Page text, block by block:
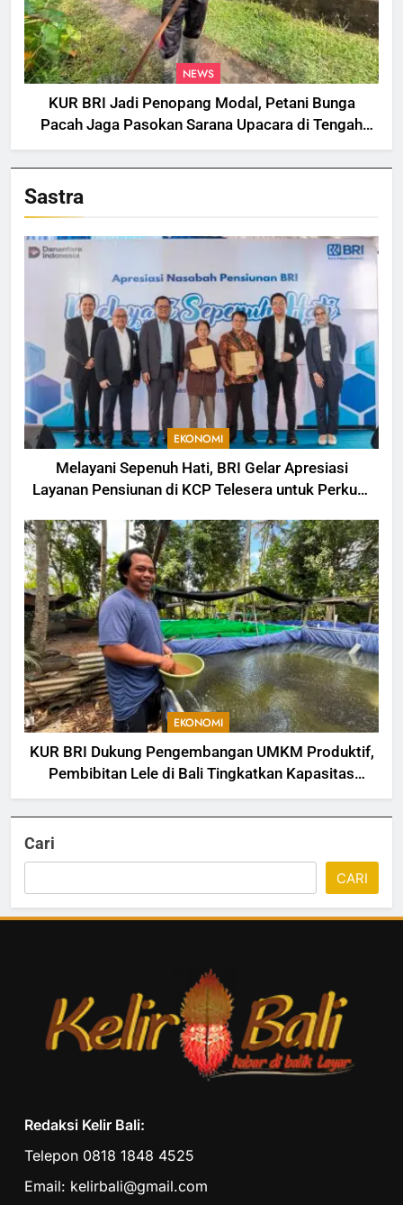
NEWS
KUR BRI Jadi Penopang Modal, Petani Bunga
Pacah Jaga Pasokan Sarana Upacara di Tengah
Fluktuasi Harga dan Tantangan Cuaca
Sastra
EKONOMI
Melayani Sepenuh Hati, BRI Gelar Apresiasi
Layanan Pensiunan di KCP Telesera untuk Perkuat
EKONOMI
KUR BRI Dukung Pengembangan UMKM Produktif,
Pembibitan Lele di Bali Tingkatkan Kapasitas
Produksi
Cari
CARI
Redaksi Kelir Bali:
Telepon 0818 1848 4525
Email: kelirbali@gmail.com